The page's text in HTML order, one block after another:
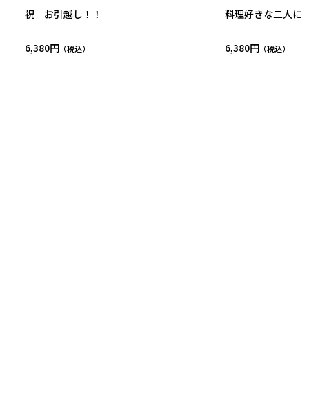
祝 お引越し！！
6,380円
料理好きな二人に
6,380円